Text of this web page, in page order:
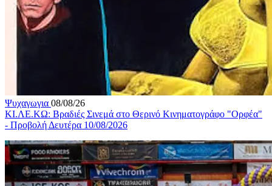
Ψυχαγωγια 08/08/26
ΚΙ.ΛΕ.ΚΩ: Βραδιές Σινεμά στο Θερινό Κινηματογράφο "Ορφέα"
- Προβολή Δευτέρα 10/08/2026